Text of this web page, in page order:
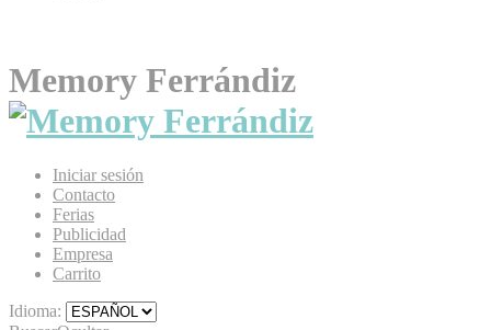
Memory Ferrándiz
Iniciar sesión
Contacto
Ferias
Publicidad
Empresa
Carrito
Idioma: